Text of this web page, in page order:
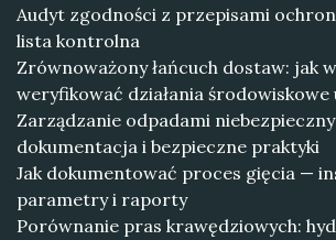
Audyt zgodności z przepisami
lista kontrolna
Zrównoważony łańcuch dostaw: jak
weryfikować działania
Zarządzanie odpadami
dokumentacja i bezpieczne praktyki
Jak dokumentować proces gięcia —
parametry i raporty
Porównanie pras krawędziowych: